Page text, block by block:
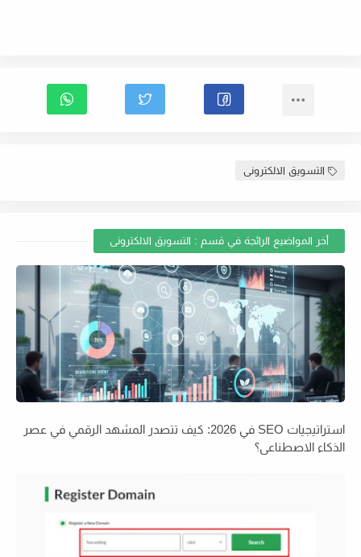
التسويق الالكترونى
أخر المواضيع الرائجة في قسم : التسويق الالكترونى
استراتيجيات SEO في 2026: كيف تتصدر المشهد الرقمي في عصر
الذكاء الاصطناعي؟